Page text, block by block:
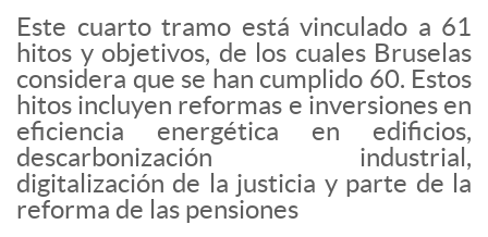
Este cuarto tramo está vinculado a 61
hitos y objetivos, de los cuales Bruselas
considera que se han cumplido 60. Estos
hitos incluyen reformas e inversiones en
eficiencia energética en edificios,
descarbonización industrial,
digitalización de la justicia y parte de la
reforma de las pensiones